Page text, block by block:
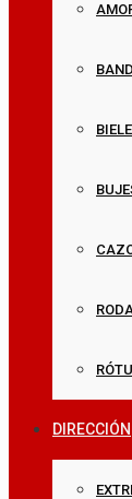
DIRECCIÓN